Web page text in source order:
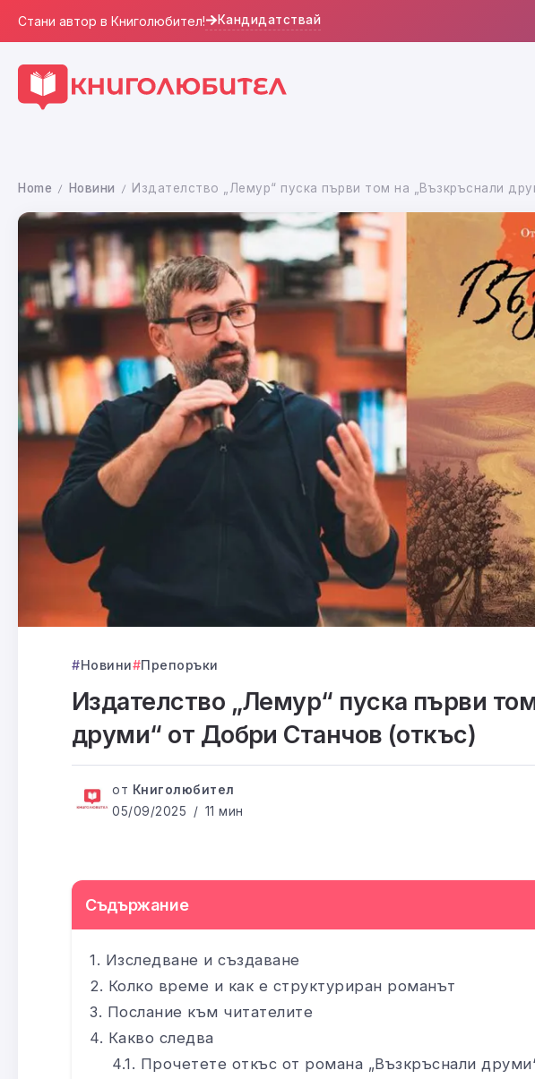
Стани автор в Книголюбител! Кандидатствай
Home / Новини / Издателство „Лемур“ пуска първи том на „Възкръснали
Новини Препоръки
Издателство „Лемур“ пуска първи
друми“ от Добри Станчов (откъс)
от Книголюбител
05/09/2025
11 мин
Съдържание
Изследване и създаване
Колко време и как е структуриран романът
Послание към читателите
Какво следва
Прочетете откъс от романа „Възкръснали